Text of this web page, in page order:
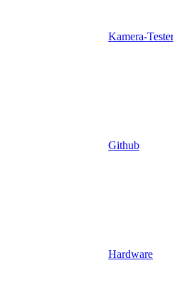
Kamera-Tester
Github
Hardware